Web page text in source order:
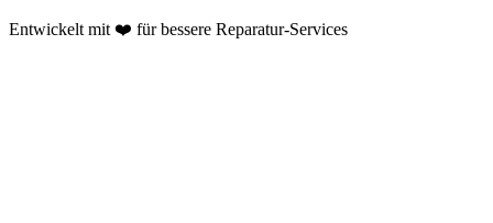
Entwickelt mit ❤️ für bessere Reparatur-Services